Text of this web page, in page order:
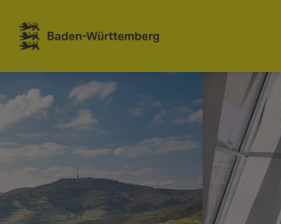
Sauter au contenu
Link zur Startseite